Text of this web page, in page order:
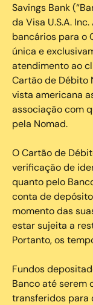
Savings Bank
da Visa U.S.A.
bancários para o
única e
atendimento ao
Cartão de Débito
vista americana
associação com
pela Nomad.
O Cartão de
verificação de
quanto pelo
conta de
momento das
estar sujeita a
Portanto, os
Fundos
Banco até serem
transferidos para